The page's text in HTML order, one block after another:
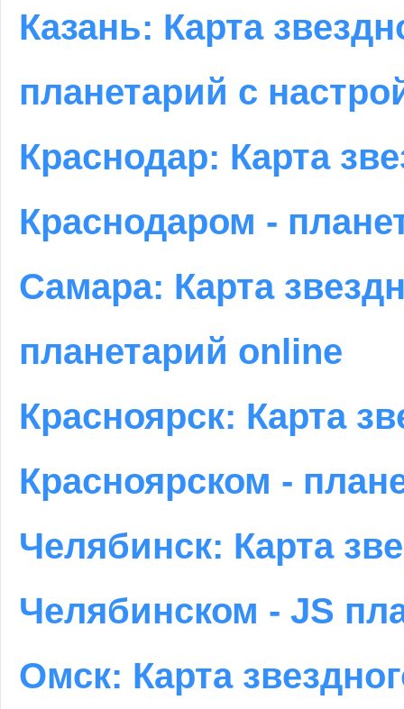
Казань: Карта
планетарий с
Краснодар: Карта
Краснодаром -
Самара: Карта
планетарий online
Красноярск: Карта
Красноярском -
Челябинск: Карта
Челябинском - JS
Омск: Карта